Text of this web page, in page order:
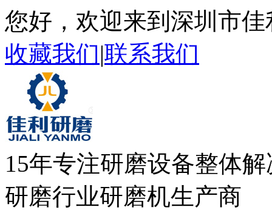
您好，欢迎来到深圳市
收藏我们|联系我们
15年专注研磨设备整体
研磨行业研磨机生产商